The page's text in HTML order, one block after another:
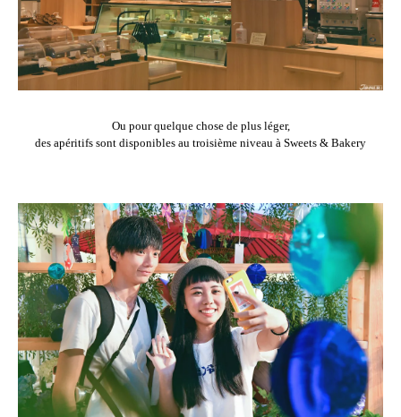
Ou pour quelque chose de plus léger,
des apéritifs sont disponibles au troisième niveau à Sweets & Bakery